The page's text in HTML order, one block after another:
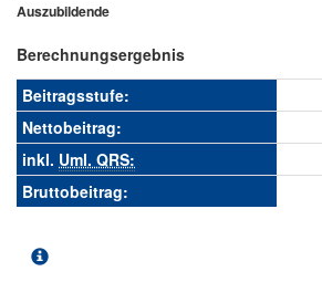
Auszubildende
Berechnungsergebnis
Beitragsstufe:
Nettobeitrag:
inkl. Uml. QRS:
Bruttobeitrag: